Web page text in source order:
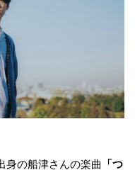
身の船津さんの楽曲
「つ